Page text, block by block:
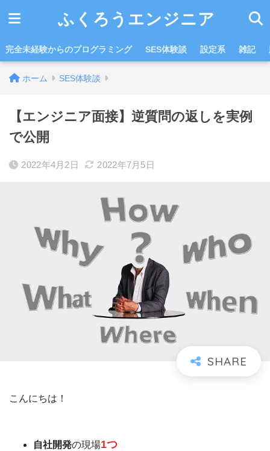
ふくろうエンジニア
完全未経験からのプログラミング SES体験談 設定系 雑記
ホーム SES体験談
【エンジニア面接】逆質問の返しを実例
で公開
2022年4月2日 2022年7月5日
こんにちは！
自社開発の現場1つ